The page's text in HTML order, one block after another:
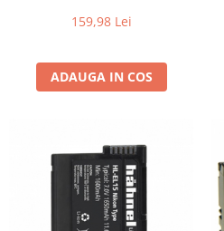
159,98 Lei
ADAUGA IN COS